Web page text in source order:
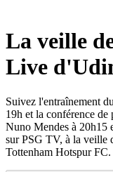
La veille
Live
Suivez l'entraînement
19h et la conférence
Nuno Mendes à 20h15
sur PSG TV, à la veille
Tottenham Hotspur FC.